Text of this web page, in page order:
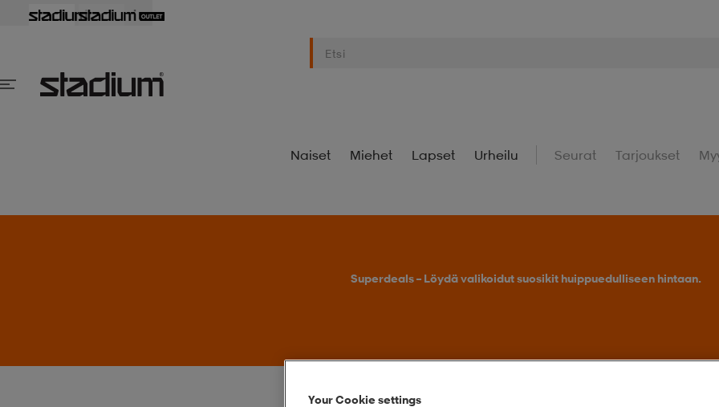
Naiset Miehet Lapset Urheilu Seurat Tarjoukset
Superdeals – Löydä valikoidut suosikit huippuedulliseen hintaan.
Your Cookie settings